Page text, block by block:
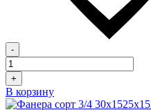
-
+
В корзину